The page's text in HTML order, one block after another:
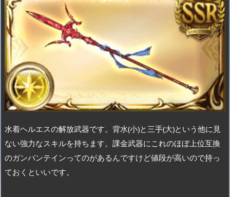
水着ヘルエスの解放武器です。背水(小)と三手(大)という他に見
ない強力なスキルを持ちます。課金武器にこれのほぼ上位互換
のガンバンテインってのがあるんですけど値段が高いので持っ
ておくといいです。